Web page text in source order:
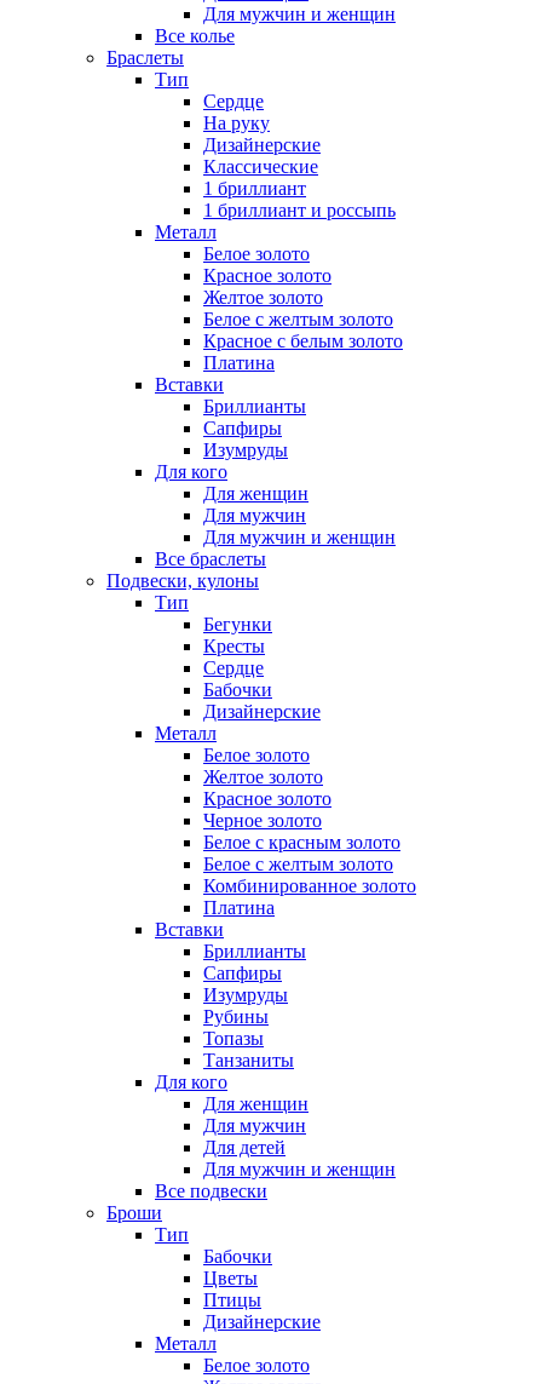
Для мужчин и женщин
Все колье
Браслеты
Тип
Сердце
На руку
Дизайнерские
Классические
1 бриллиант
1 бриллиант и россыпь
Металл
Белое золото
Красное золото
Желтое золото
Белое с желтым золото
Красное с белым золото
Платина
Вставки
Бриллианты
Сапфиры
Изумруды
Для кого
Для женщин
Для мужчин
Для мужчин и женщин
Все браслеты
Подвески, кулоны
Тип
Бегунки
Кресты
Сердце
Бабочки
Дизайнерские
Металл
Белое золото
Желтое золото
Красное золото
Черное золото
Белое с красным золото
Белое с желтым золото
Комбинированное золото
Платина
Вставки
Бриллианты
Сапфиры
Изумруды
Рубины
Топазы
Танзаниты
Для кого
Для женщин
Для мужчин
Для детей
Для мужчин и женщин
Все подвески
Броши
Тип
Бабочки
Цветы
Птицы
Дизайнерские
Металл
Белое золото